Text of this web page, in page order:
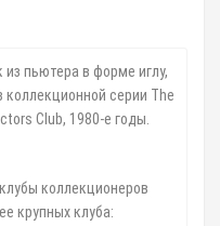
пьютера в форме иглу,
коллекционной серии The
Club, 1980-е годы
коллекционеров
крупных клуба: